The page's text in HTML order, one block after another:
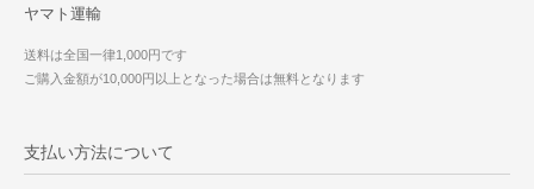
ヤマト運輸
送料は全国一律1,000円です
ご購入金額が10,000円以上となった場合は無料となります
支払い方法について